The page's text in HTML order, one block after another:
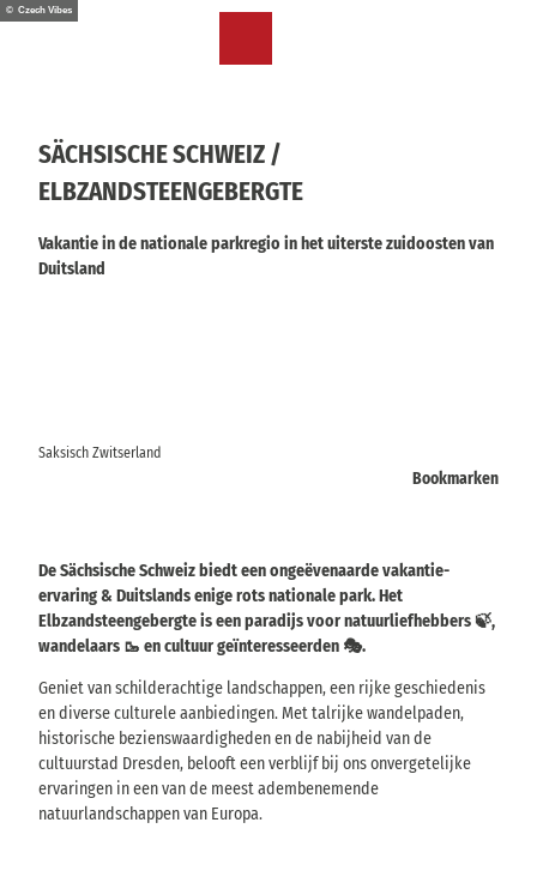
T© Czech Vibes
SÄCHSISCHE SCHWEIZ /
ELBZANDSTEENGEBERGTE
Vakantie in de nationale parkregio in het uiterste zuidoosten van
Duitsland
Saksisch Zwitserland
Bookmarken
De Sächsische Schweiz biedt een ongeëvenaarde vakantie-
ervaring & Duitslands enige rots nationale park. Het
Elbzandsteengebergte is een paradijs voor natuurliefhebbers 🍃,
wandelaars 🥾 en cultuur geïnteresseerden 🎭.
Geniet van schilderachtige landschappen, een rijke geschiedenis
en diverse culturele aanbiedingen. Met talrijke wandelpaden,
historische bezienswaardigheden en de nabijheid van de
cultuurstad Dresden, belooft een verblijf bij ons onvergetelijke
ervaringen in een van de meest adembenemende
natuurlandschappen van Europa.